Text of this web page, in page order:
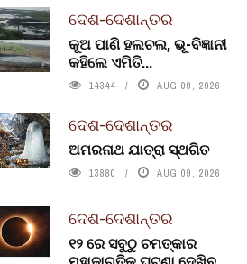
ଦେଶ-ଦେଶାନ୍ତର
କୂଅ ପାଣି ହଲଚଲ, ଭୂ-ବିଜ୍ଞାନୀ
କହିଲେ ଏମିତି...
14344 AUG 09, 2026
ଦେଶ-ଦେଶାନ୍ତର
ଅମରନାଥ ଯାତ୍ରା ସ୍ଥଗିତ
13880 AUG 09, 2026
ଦେଶ-ଦେଶାନ୍ତର
୧୨ ରେ ସବୁଠୁ ଚମତ୍କାର